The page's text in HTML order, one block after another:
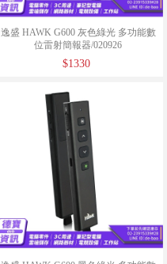
逸盛 HAWK G600 灰色綠光 多功能數
位雷射簡報器/020926
$1330